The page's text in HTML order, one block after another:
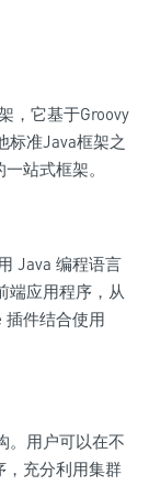
，它基于Groovy
标准Java框架之
站式框架。
Java 编程语言
端应用程序，从
插件结合使用
。用户可以在不
，充分利用集群